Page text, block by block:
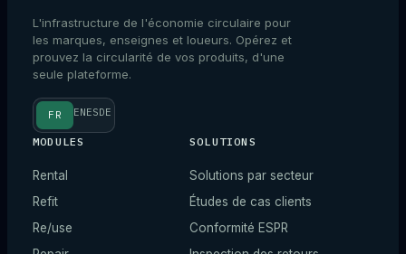
L'infrastructure de l'économie circulaire pour
les marques, enseignes et loueurs. Opérez et
prouvez la circularité de vos produits, d'une
seule plateforme.
FR ENESDE
MODULES
Rental
Refit
Re/use
SOLUTIONS
Solutions par secteur
Études de cas clients
Conformité ESPR